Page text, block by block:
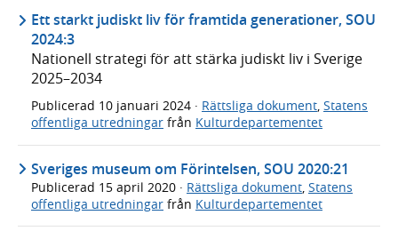
Ett starkt judiskt liv för framtida generationer, SOU
2024:3
Nationell strategi för att stärka judiskt liv i Sverige
2025–2034
Publicerad 10 januari 2024 · Rättsliga dokument, Statens
offentliga utredningar från Kulturdepartementet
Sveriges museum om Förintelsen, SOU 2020:21
Publicerad 15 april 2020 · Rättsliga dokument, Statens
offentliga utredningar från Kulturdepartementet